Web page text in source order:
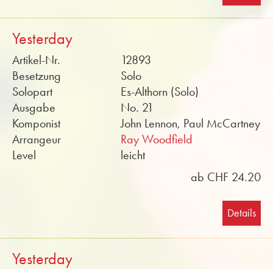
Yesterday
Artikel-Nr.
12893
Besetzung
Solo
Solopart
Es-Althorn (Solo)
Ausgabe
No. 21
Komponist
John Lennon, Paul McCartney
Arrangeur
Ray Woodfield
Level
leicht
ab CHF 24.20
Details
Yesterday